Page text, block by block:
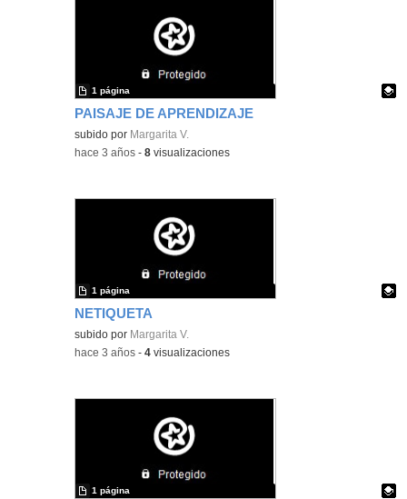
PAISAJE DE APRENDIZAJE
Contenido educativo.
subido por Margarita V.
1 página
-hace 3 años -8 visualizaciones
NETIQUETA
Contenido educativo.
subido por Margarita V.
1 página
-hace 3 años -4 visualizaciones
1 página